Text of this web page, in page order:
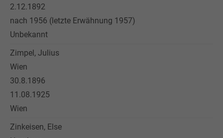
2.12.1892
nach 1956 (letzte Erwähnung 1957)
Unbekannt
Zimpel, Julius
Wien
30.8.1896
11.08.1925
Wien
Zinkeisen, Else